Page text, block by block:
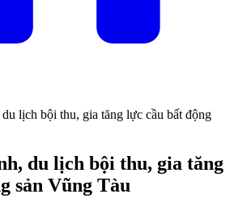
lịch bội thu, gia tăng lực cầu bất động
du lịch bội thu, gia tăng
sản Vũng Tàu